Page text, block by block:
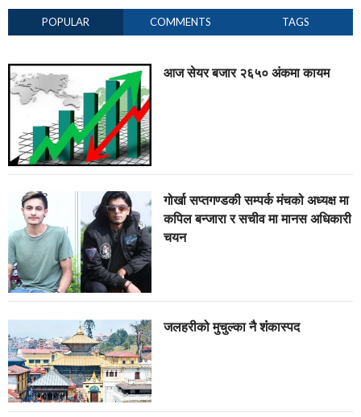
POPULAR COMMENTS TAGS
आज सेयर बजार २६५० अंकमा कायम
गोर्खा सप्तगण्डकी सम्पर्क मंचको अध्यक्ष मा
कपिल बन्जारा र सचीव मा मानस अधिकारी
चयन
जलहरीको मुचुल्का नै शंंकास्पद